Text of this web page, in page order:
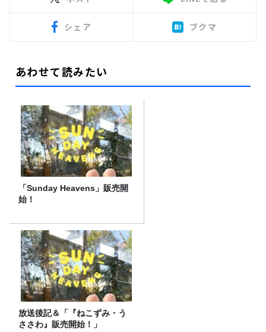
シェア ブクマ
あわせて読みたい
「Sunday Heavens」販売開
始！
放送後記＆「『ねこずみ・う
ささわ』販売開始！」